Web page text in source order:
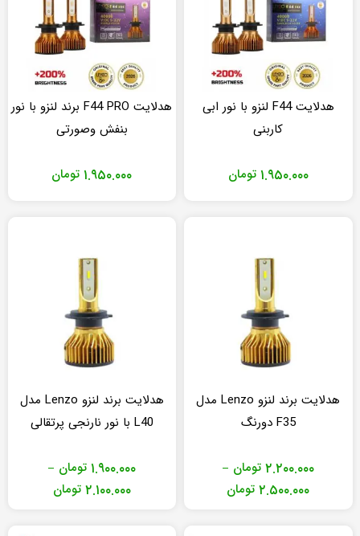
هدلایت F44 لنزو با نور ابی
کاربنی
تومان ۱.۹۵۰.۰۰۰
هدلایت F44 PRO برند لنزو با نور
بنفش وصورتی
تومان ۱.۹۵۰.۰۰۰
هدلایت برند لنزو Lenzo مدل
F35 دورنگ
تومان ۲.۲۰۰.۰۰۰
–
تومان ۲.۵۰۰.۰۰۰
هدلایت برند لنزو Lenzo مدل
L40 با نور نارنجی پرتقالی
تومان ۱.۹۰۰.۰۰۰
–
تومان ۲.۱۰۰.۰۰۰